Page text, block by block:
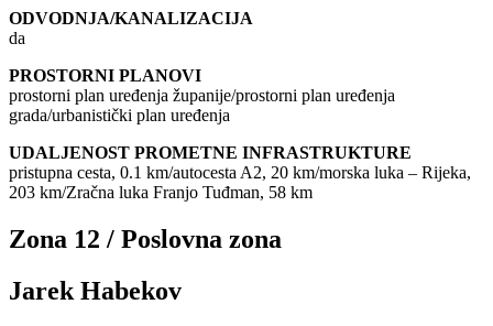
ODVODNJA/KANALIZACIJA
da
PROSTORNI PLANOVI
prostorni plan uređenja županije/prostorni plan uređenja
grada/urbanistički plan uređenja
UDALJENOST PROMETNE INFRASTRUKTURE
pristupna cesta, 0.1 km/autocesta A2, 20 km/morska luka – Rijeka,
203 km/Zračna luka Franjo Tuđman, 58 km
Zona 12 / Poslovna zona
Jarek Habekov